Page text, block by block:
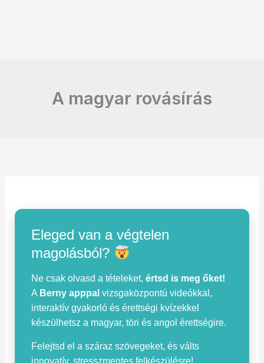
A magyar rovásírás
Eleged van a végtelen
magolásból?
Ne csak olvasd a tételeket,értsd is meg őket!
A Berny apppal vizsgaközpontú videókkal,
interaktív gyakorló és érettségi kvízekkel
készülhetsz a magyar, töri és angol érettségire.
Felejtsd el a száraz szövegeket, és válts
innovatív, stresszmentes felkészülésre!